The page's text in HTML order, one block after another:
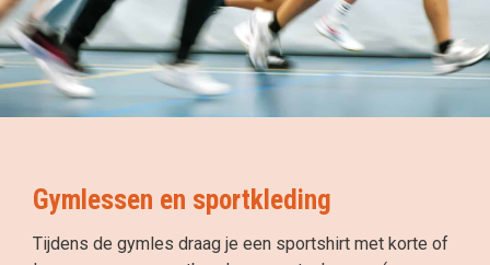
Gymlessen en sportkleding
Tijdens de gymles draag je een sportshirt met korte of